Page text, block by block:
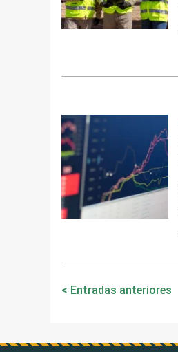
Navegación
Entradas anteriores